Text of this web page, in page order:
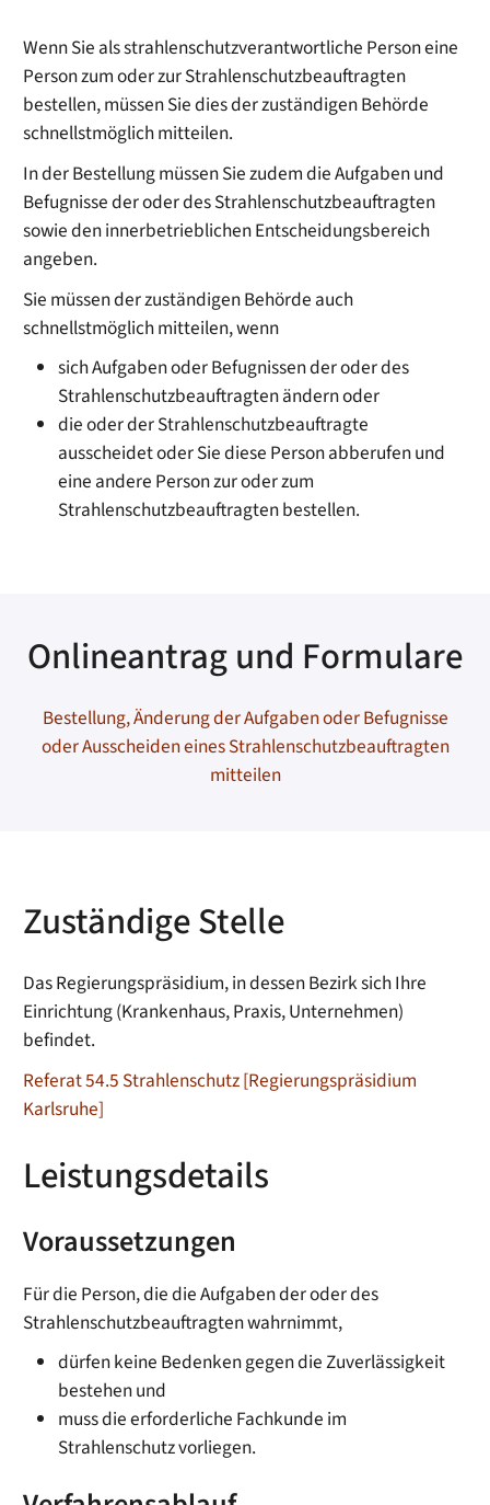
Wenn Sie als strahlenschutzverantwortliche Person eine
Person zum oder zur Strahlenschutzbeauftragten
bestellen, müssen Sie dies der zuständigen Behörde
schnellstmöglich mitteilen.
In der Bestellung müssen Sie zudem die Aufgaben und
Befugnisse der oder des Strahlenschutzbeauftragten
sowie den innerbetrieblichen Entscheidungsbereich
angeben.
Sie müssen der zuständigen Behörde auch
schnellstmöglich mitteilen, wenn
sich Aufgaben oder Befugnissen der oder des
Strahlenschutzbeauftragten ändern oder
die oder der Strahlenschutzbeauftragte
ausscheidet oder Sie diese Person abberufen und
eine andere Person zur oder zum
Strahlenschutzbeauftragten bestellen.
Onlineantrag und Formulare
Bestellung, Änderung der Aufgaben oder Befugnisse
oder Ausscheiden eines Strahlenschutzbeauftragten
mitteilen
Zuständige Stelle
Das Regierungspräsidium, in dessen Bezirk sich Ihre
Einrichtung (Krankenhaus, Praxis, Unternehmen)
befindet.
Referat 54.5 Strahlenschutz [Regierungspräsidium
Karlsruhe]
Leistungsdetails
Voraussetzungen
Für die Person, die die Aufgaben der oder des
Strahlenschutzbeauftragten wahrnimmt,
dürfen keine Bedenken gegen die Zuverlässigkeit
bestehen und
muss die erforderliche Fachkunde im
Strahlenschutz vorliegen.